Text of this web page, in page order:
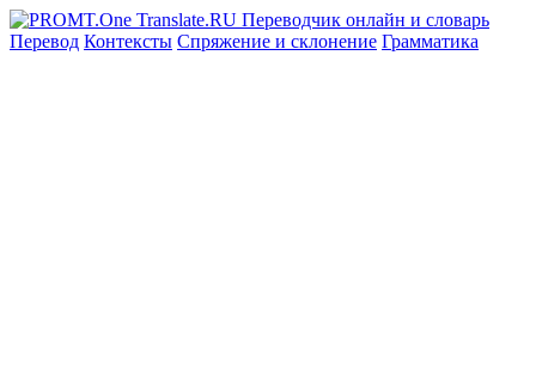
Перевод Контексты Спряжение и склонение Грамматика